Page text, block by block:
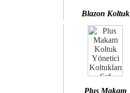
Blazon Koltuk
Plus Makam